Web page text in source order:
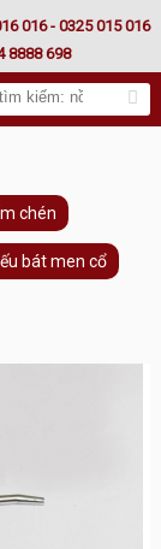
016 - 0325 015 016
8888 698
chén
bát men cổ